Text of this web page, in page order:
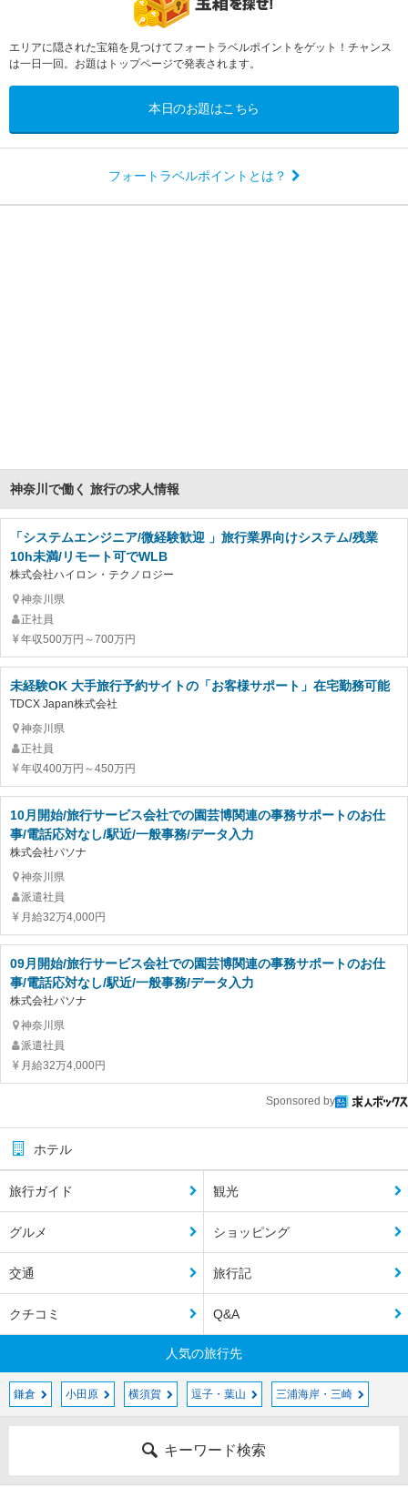
エリアに隠された宝箱を見つけてフォートラベルポイントをゲット！チャンス
は一日一回。お題はトップページで発表されます。
本日のお題はこちら
フォートラベルポイントとは？
神奈川で働く 旅行の求人情報
「システムエンジニア/微経験歓迎 」旅行業界向けシステム/残業
10h未満/リモート可でWLB
株式会社ハイロン・テクノロジー
神奈川県
正社員
年収500万円～700万円
未経験OK 大手旅行予約サイトの「お客様サポート」在宅勤務可能
TDCX Japan株式会社
神奈川県
正社員
年収400万円～450万円
10月開始/旅行サービス会社での園芸博関連の事務サポートのお仕
事/電話応対なし/駅近/一般事務/データ入力
株式会社パソナ
神奈川県
派遣社員
月給32万4,000円
09月開始/旅行サービス会社での園芸博関連の事務サポートのお仕
事/電話応対なし/駅近/一般事務/データ入力
株式会社パソナ
神奈川県
派遣社員
月給32万4,000円
Sponsored by
ホテル
旅行ガイド 観光
グルメ ショッピング
交通 旅行記
クチコミ Q&A
人気の旅行先
鎌倉 小田原 横須賀 逗子・葉山 三浦海岸・三崎
キーワード検索